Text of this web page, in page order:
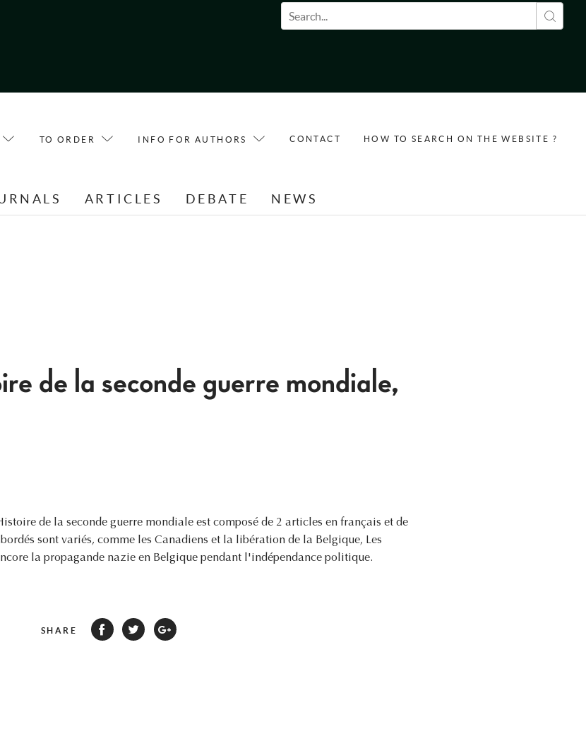
Search form
TO ORDER INFO FOR AUTHORS CONTACT HOW TO SEARCH ON THE WEBSITE ?
ARTICLES DEBATE NEWS
de la seconde guerre mondiale,
de la seconde guerre mondiale est composé de 2 articles en français et de
sont variés, comme les Canadiens et la libération de la Belgique, Les
la propagande nazie en Belgique pendant l'indépendance politique.
SHARE